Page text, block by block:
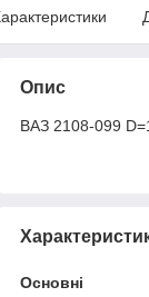
Опис
ВАЗ 2108-099
Основні